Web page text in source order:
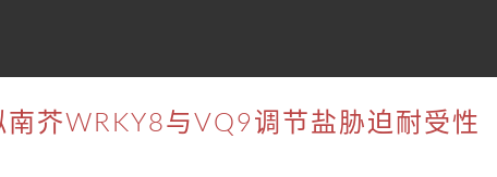
芥WRKY8与VQ9调节盐胁迫耐受性